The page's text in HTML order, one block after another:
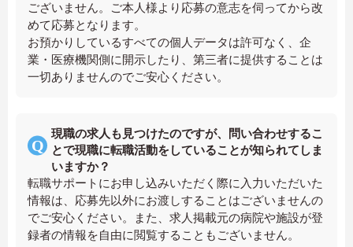
ございません。ご本人様より応募の意志を伺ってから改
めて応募となります。
お預かりしているすべての個人データは許可なく、企
業・医療機関側に開示したり、第三者に提供することは
一切ありませんのでご安心ください。
現職の求人も見つけたのですが、問い合わせするこ
とで現職に転職活動をしていることが知られてしま
いますか？
転職サポートにお申し込みいただく際に入力いただいた
情報は、応募先以外にお渡しすることはございませんの
でご安心ください。また、求人掲載元の病院や施設が登
録者の情報を自由に閲覧することもございません。